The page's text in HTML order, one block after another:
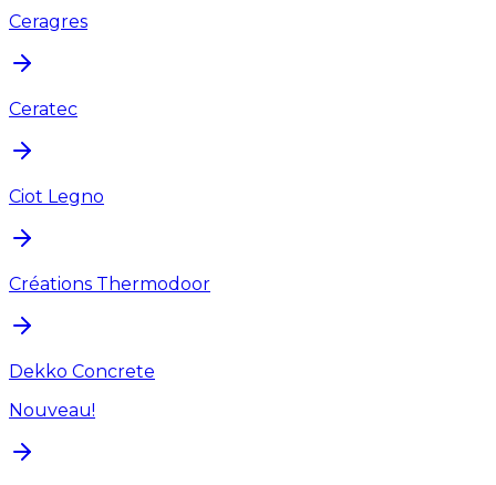
Ceragres
Ceratec
Ciot Legno
Créations Thermodoor
Dekko Concrete
Nouveau!